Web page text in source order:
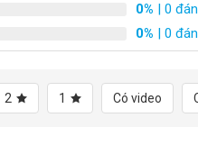
0% | 0
0% | 0
2 1 Có video